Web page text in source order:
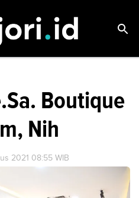
Boutique
Nih
2021 08:55 WIB